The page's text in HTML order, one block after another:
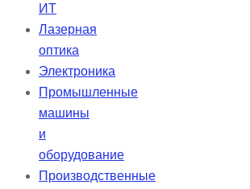
ИТ
Лазерная
оптика
Электроника
Промышленные
машины
и
оборудование
Производственные